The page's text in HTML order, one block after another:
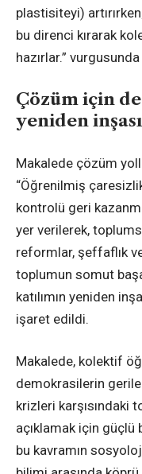
plastisiteyi)
bu direnci kırarak
hazırlar.”
Çözüm için
yeniden
Makalede çözüm
“Öğrenilmiş
kontrolü geri
yer verilerek,
reformlar, şeffaflık
toplumun somut
katılımın yeniden
işaret edildi.
Makalede, kolektif
demokrasilerin
krizleri karşısındaki
açıklamak için
bu kavramın